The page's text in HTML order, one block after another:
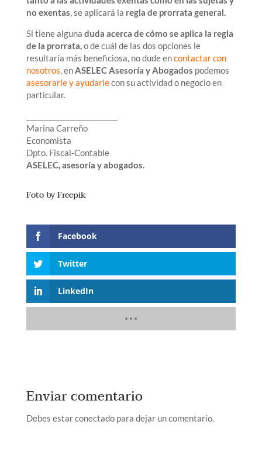
no exentas, se aplicará la regla de prorrata general.
Si tiene alguna duda acerca de cómo se aplica la regla
de la prorrata,o de cuál de las dos opciones le
resultaría más beneficiosa, no dude encontactar con
nosotros, enASELEC Asesoría y Abogados podemos
asesorarle y ayudarlecon su actividad o negocio en
particular.
Marina Carreño
Economista
Dpto. Fiscal-Contable
ASELEC, asesoría y abogados.
Foto by Freepik
Facebook
Twitter
LinkedIn
Enviar comentario
Debes estar conectado para dejar un comentario.